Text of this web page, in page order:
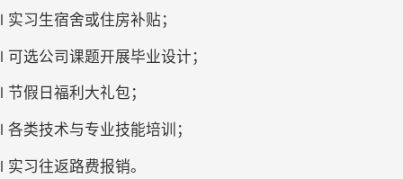
l 实习生宿舍或住房补贴；
l 可选公司课题开展毕业设计；
l 节假日福利大礼包；
l 各类技术与专业技能培训；
l 实习往返路费报销。